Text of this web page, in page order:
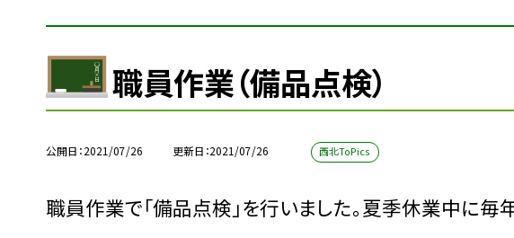
職員作業（備品点検）
公開日 2021/07/26 更新日 2021/07/26 西北ToPics
職員作業で「備品点検」を行いました。夏季休業中に毎